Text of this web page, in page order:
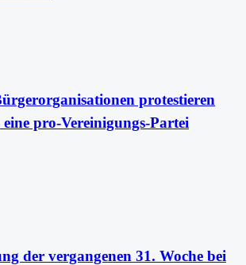
protestieren
eine pro-Vereinigungs-Partei
der vergangenen 31. Woche bei